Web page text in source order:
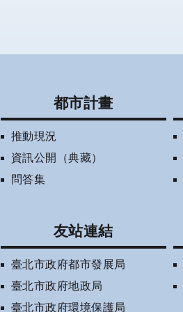
都市計畫
推動現況
資訊公開（典藏）
問答集
友站連結
臺北市政府都市發展局
臺北市政府地政局
臺北市政府環境保護局